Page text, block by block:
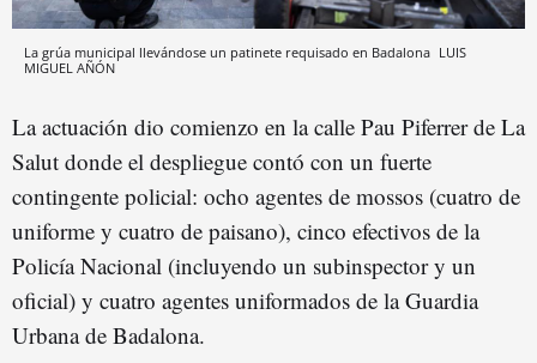
La grúa municipal llevándose un patinete requisado en Badalona LUIS
MIGUEL AÑÓN
La actuación dio comienzo en la calle Pau Piferrer de La
Salut donde el despliegue contó con un fuerte
contingente policial: ocho agentes de mossos (cuatro de
uniforme y cuatro de paisano), cinco efectivos de la
Policía Nacional (incluyendo un subinspector y un
oficial) y cuatro agentes uniformados de la Guardia
Urbana de Badalona.